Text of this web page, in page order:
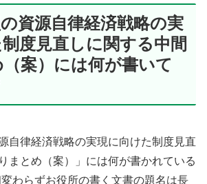
資源自律経済戦略の実
度見直しに関する中間
案）には何が書いて
自律経済戦略の実現に向けた制度見直
まとめ（案）」には何が書かれている
わらずお役所の書く文書の題名は長